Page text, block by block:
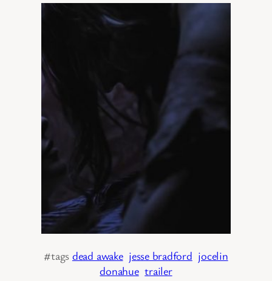
#tags dead awake jesse bradford jocelin
donahue trailer